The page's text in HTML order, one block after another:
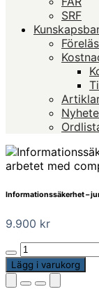
SRF
Informationssäkerhet –
9.900 kr
–
juridiken
Lägg i varukorg